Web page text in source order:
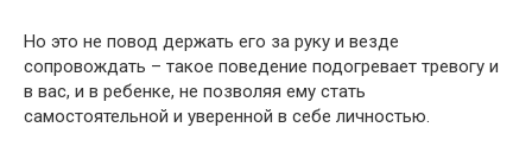
Но это не повод держать его за руку и везде
сопровождать – такое поведение подогревает тревогу и
в вас, и в ребенке, не позволяя ему стать
самостоятельной и уверенной в себе личностью.